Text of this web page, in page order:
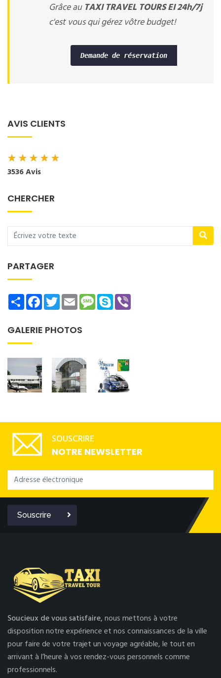
Grâce au TAXI TRAVEL TOURS EI 24h/7j
c'est vous qui gérez vôtre budget!
Demande de réservation
AVIS CLIENTS
★★★★★
3536 Avis
CHERCHER
PARTAGER
ShareFacebookTwitterEmailMessage
Skype
GALERIE PHOTOS
SOUSCRIRE
NOTRE NEWSLETTER
Souscrire
Soucieux de vous satisfaire,nous mettons à votre
disposition notre expérience et nos connaissances de la ville
pour faire de votre trajet un voyage agréable, le tout en
arrivant à l’heure à vos rendez-vous personnels comme
professionnels.